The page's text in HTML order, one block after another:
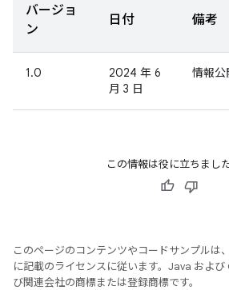
バージョ
ン
日付 備考
1.0
2024 年 6
月 3 日
情報公
この情報は役に立ちまし
このページのコンテンツやコードサンプルは、
に記載のライセンスに従います。Java およ
び関連会社の商標または登録商標です。